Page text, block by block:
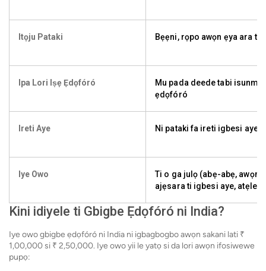
Itọju Pataki Bẹẹni, rọpo awọn ẹya ara ti
Ipa Lori Iṣẹ Ẹdọfóró
Mu pada deede tabi
ẹdọfóró
Ireti Aye Ni pataki fa ireti igbesi aye
Iye Owo
Ti o ga julọ (abẹ-abẹ, awọn
ajẹsara ti igbesi aye, atẹle
Kini idiyele ti Gbigbe Ẹdọfóró ni India?
Iye owo gbigbe ẹdọfóró ni India ni igbagbogbo awọn sakani lati ₹
1,00,000 si ₹ 2,50,000. Iye owo yii le yatọ si da lori awọn ifosiwewe
pupọ: